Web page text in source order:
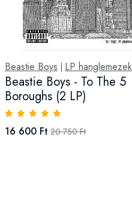
Beastie Boys LP hanglemezek
Beastie Boys - To The 5
Boroughs (2 LP)
16 600 Ft 20 750 Ft